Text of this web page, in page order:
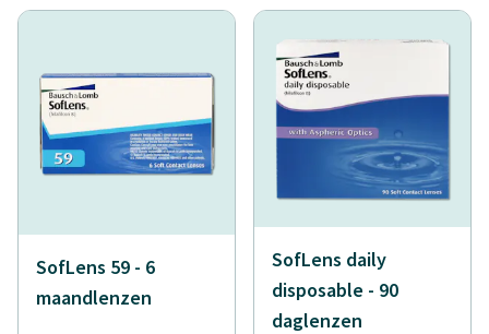
SofLens 59 - 6
maandlenzen
SofLens daily
disposable - 90
daglenzen